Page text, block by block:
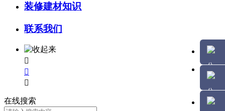
装修建材知识
联系我们



在线搜索